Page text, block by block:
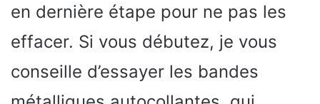
en dernière étape pour ne pas les
effacer. Si vous débutez, je vous
conseille d’essayer les bandes